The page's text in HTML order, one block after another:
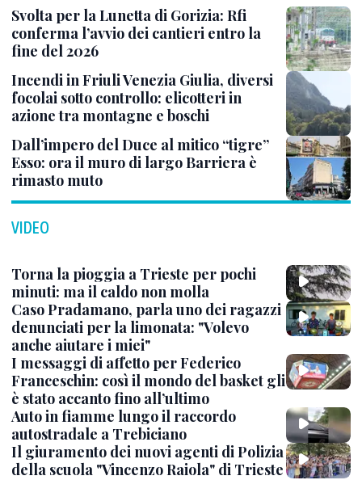
Svolta per la Lunetta di Gorizia: Rfi
conferma l’avvio dei cantieri entro la
fine del 2026
Incendi in Friuli Venezia Giulia, diversi
focolai sotto controllo: elicotteri in
azione tra montagne e boschi
Dall’impero del Duce al mitico “tigre”
Esso: ora il muro di largo Barriera è
rimasto muto
VIDEO
Torna la pioggia a Trieste per pochi
minuti: ma il caldo non molla
Caso Pradamano, parla uno dei ragazzi
denunciati per la limonata: "Volevo
anche aiutare i miei"
I messaggi di affetto per Federico
Franceschin: così il mondo del basket gli
è stato accanto fino all’ultimo
Auto in fiamme lungo il raccordo
autostradale a Trebiciano
Il giuramento dei nuovi agenti di Polizia
della scuola "Vincenzo Raiola" di Trieste